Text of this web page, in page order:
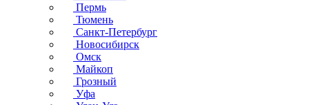
Пермь
Тюмень
Санкт-Петербург
Новосибирск
Омск
Майкоп
Грозный
Уфа